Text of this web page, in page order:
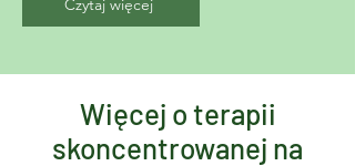
Czytaj więcej
Więcej o terapii
skoncentrowanej na